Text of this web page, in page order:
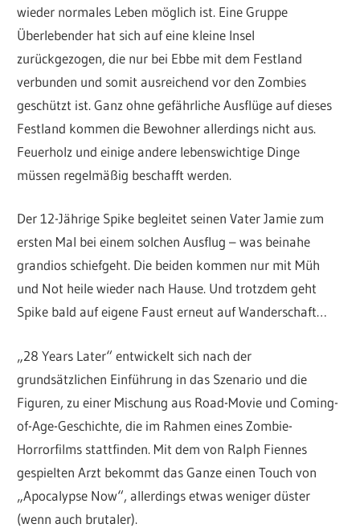
wieder normales Leben möglich ist. Eine Gruppe
Überlebender hat sich auf eine kleine Insel
zurückgezogen, die nur bei Ebbe mit dem Festland
verbunden und somit ausreichend vor den Zombies
geschützt ist. Ganz ohne gefährliche Ausflüge auf dieses
Festland kommen die Bewohner allerdings nicht aus.
Feuerholz und einige andere lebenswichtige Dinge
müssen regelmäßig beschafft werden.
Der 12-Jährige Spike begleitet seinen Vater Jamie zum
ersten Mal bei einem solchen Ausflug – was beinahe
grandios schiefgeht. Die beiden kommen nur mit Müh
und Not heile wieder nach Hause. Und trotzdem geht
Spike bald auf eigene Faust erneut auf Wanderschaft…
„28 Years Later“ entwickelt sich nach der
grundsätzlichen Einführung in das Szenario und die
Figuren, zu einer Mischung aus Road-Movie und Coming-
of-Age-Geschichte, die im Rahmen eines Zombie-
Horrorfilms stattfinden. Mit dem von Ralph Fiennes
gespielten Arzt bekommt das Ganze einen Touch von
„Apocalypse Now“, allerdings etwas weniger düster
(wenn auch brutaler).